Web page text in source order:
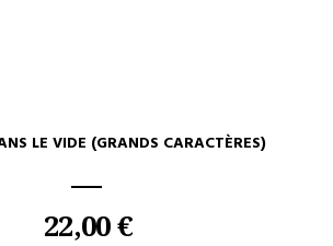
LE VIDE (GRANDS CARACTÈRES)
22,00 €